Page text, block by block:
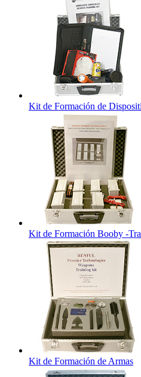
Kit de Formación de
Kit de Formación Booby -
Kit de Formación de Armas